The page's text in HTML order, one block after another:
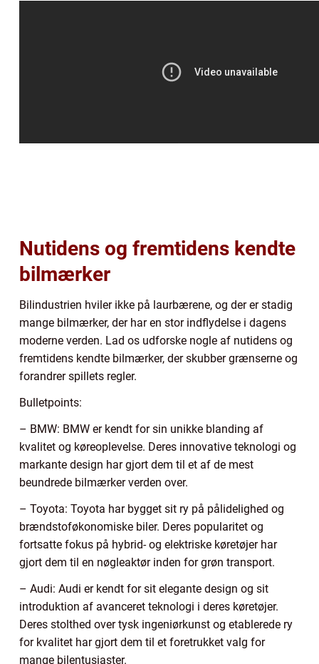
Nutidens og fremtidens kendte
bilmærker
Bilindustrien hviler ikke på laurbærene, og der er stadig
mange bilmærker, der har en stor indflydelse i dagens
moderne verden. Lad os udforske nogle af nutidens og
fremtidens kendte bilmærker, der skubber grænserne og
forandrer spillets regler.
Bulletpoints:
– BMW: BMW er kendt for sin unikke blanding af
kvalitet og køreoplevelse. Deres innovative teknologi og
markante design har gjort dem til et af de mest
beundrede bilmærker verden over.
– Toyota: Toyota har bygget sit ry på pålidelighed og
brændstoføkonomiske biler. Deres popularitet og
fortsatte fokus på hybrid- og elektriske køretøjer har
gjort dem til en nøgleaktør inden for grøn transport.
– Audi: Audi er kendt for sit elegante design og sit
introduktion af avanceret teknologi i deres køretøjer.
Deres stolthed over tysk ingeniørkunst og etablerede ry
for kvalitet har gjort dem til et foretrukket valg for
mange bilentusiaster.